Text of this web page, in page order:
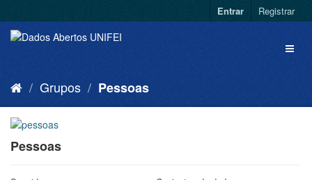
Entrar Registrar
Grupos Pessoas
Pessoas